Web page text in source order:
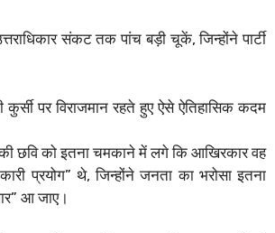
संकट तक पांच बड़ी चूकें, जिन्होंने पार्टी
पर विराजमान रहते हुए ऐसे ऐतिहासिक कदम
छवि को इतना चमकाने में लगे कि आखिरकार वह
प्रयोग” थे, जिन्होंने जनता का भरोसा इतना
आ जाए।